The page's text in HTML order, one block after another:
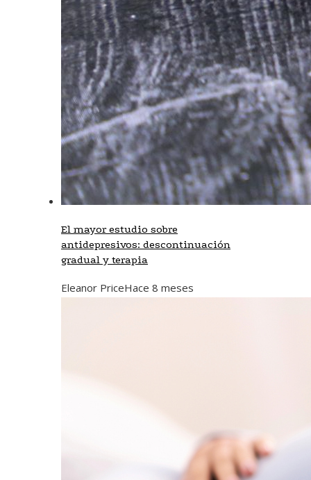
El mayor estudio sobre
antidepresivos: descontinuación
gradual y terapia
Eleanor PriceHace 8 meses